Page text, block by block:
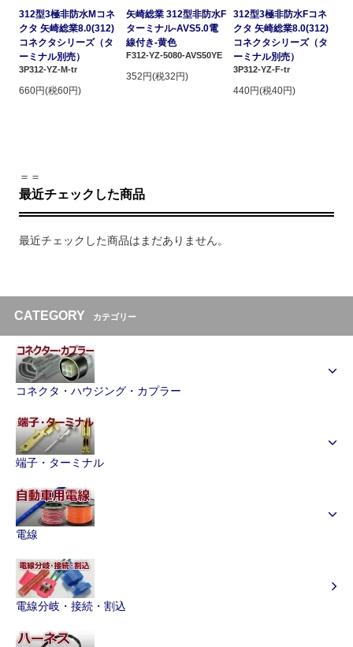
312型3極非防水Mコネ
クタ 矢崎総業8.0(312)
コネクタシリーズ（タ
ーミナル別売）
3P312-YZ-M-tr
660円(税60円)
矢崎総業 312型非防水F
ターミナル-AVS5.0電
線付き-黄色
F312-YZ-5080-AVS50YE
352円(税32円)
312型3極非防水Fコネ
クタ 矢崎総業8.0(312)
コネクタシリーズ（タ
ーミナル別売）
3P312-YZ-F-tr
440円(税40円)
＝＝
最近チェックした商品
最近チェックした商品はまだありません。
CATEGORY カテゴリー
コネクタ・ハウジング・カプラー
端子・ターミナル
電線
電線分岐・接続・割込